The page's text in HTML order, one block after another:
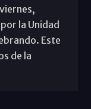
la Unidad
Este
de la